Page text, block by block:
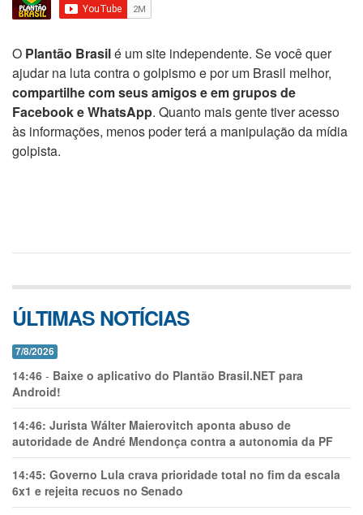
O Plantão Brasilé um site independente. Se você quer
ajudar na luta contra o golpismo e por um Brasil melhor,
compartilhe com seus amigos e em grupos de
Facebook e WhatsApp. Quanto mais gente tiver acesso
às informações, menos poder terá a manipulação da mídia
golpista.
ÚLTIMAS NOTÍCIAS
7/8/2026
14:46 - Baixe o aplicativo do Plantão Brasil.NET para
Android!
14:46: Jurista Wálter Maierovitch aponta abuso de
autoridade de André Mendonça contra a autonomia da PF
14:45: Governo Lula crava prioridade total no fim da escala
6x1 e rejeita recuos no Senado